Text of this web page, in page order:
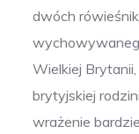
dwóch
Wielkiej
brytyjskiej
wrażenie